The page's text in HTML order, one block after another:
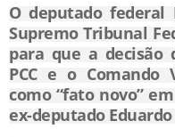
O deputado federal
Supremo Tribunal
para que a decisão
PCC e o Comando
como “fato novo”
ex-deputado